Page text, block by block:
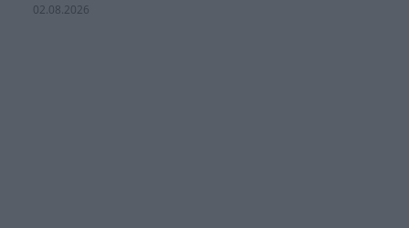
02.08.2026